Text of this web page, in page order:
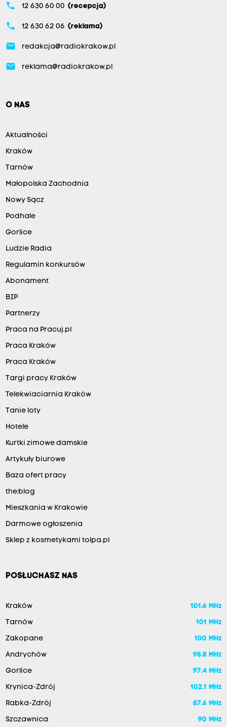
phone 12 630 60 00 (recepcja)
phone 12 630 62 06 (reklama)
email redakcja@radiokrakow.pl
email reklama@radiokrakow.pl
O NAS
Aktualności
Kraków
Tarnów
Małopolska Zachodnia
Nowy Sącz
Podhale
Gorlice
Ludzie Radia
Regulamin konkursów
Abonament
BIP
Partnerzy
Praca na Pracuj.pl
Praca Kraków
Praca Kraków
Targi pracy Kraków
Telekwiaciarnia Kraków
Tanie loty
Hotele
Kurtki zimowe damskie
Artykuły biurowe
Baza ofert pracy
the:blog
Mieszkania w Krakowie
Darmowe ogłoszenia
Sklep z kosmetykami tolpa.pl
POSŁUCHASZ NAS
Kraków 101.6 MHz
Tarnów 101 MHz
Zakopane 100 MHz
Andrychów 98.8 MHz
Gorlice 97.4 MHz
Krynica-Zdrój 102.1 MHz
Rabka-Zdrój 87.6 MHz
Szczawnica 90 MHz